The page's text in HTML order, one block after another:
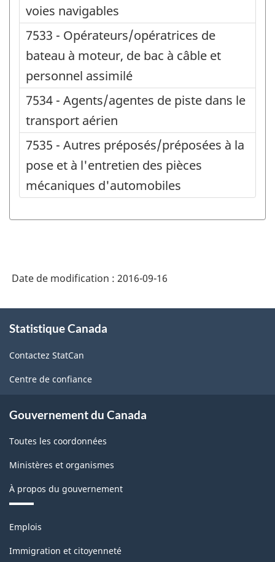
voies navigables
7533 - Opérateurs/opératrices de
bateau à moteur, de bac à câble et
personnel assimilé
7534 - Agents/agentes de piste dans le
transport aérien
7535 - Autres préposés/préposées à la
pose et à l'entretien des pièces
mécaniques d'automobiles
Date de modification : 2016-09-16
propos
ce
site
Statistique Canada
Contactez StatCan
Centre de confiance
Gouvernement du Canada
Toutes les coordonnées
Ministères et organismes
À propos du gouvernement
Thèmes
sujets
Emplois
Immigration et citoyenneté